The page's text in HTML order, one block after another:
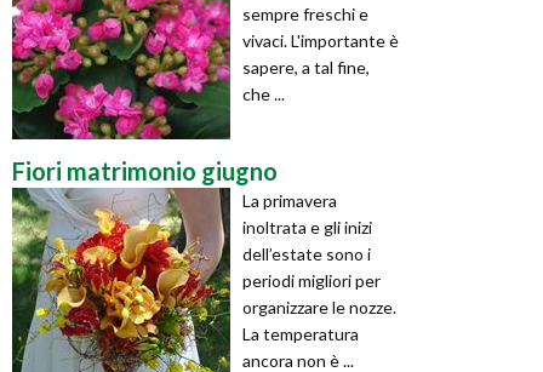
sempre freschi e
vivaci. L'importante è
sapere, a tal fine,
che ...
Fiori matrimonio giugno
La primavera
inoltrata e gli inizi
dell’estate sono i
periodi migliori per
organizzare le nozze.
La temperatura
ancora non è ...